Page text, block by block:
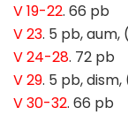
V 19-22. 66 pb
V 23. 5 pb, aum,
V 24-28. 72 pb
V 29. 5 pb,
V 30-32. 66 pb